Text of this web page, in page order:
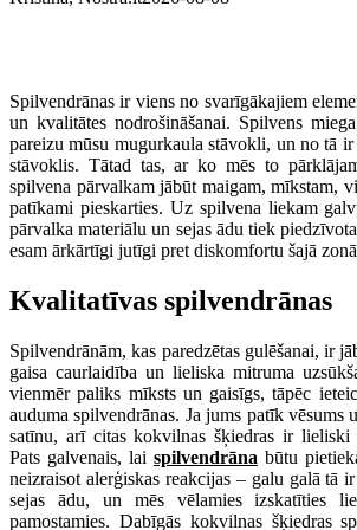
Spilvendrānas ir viens no svarīgākajiem
un kvalitātes nodrošināšanai. Spilvens
pareizu mūsu mugurkaula stāvokli, un no tā ir
stāvoklis. Tātad tas, ar ko mēs to
spilvena pārvalkam jābūt maigam, mīkstam,
patīkami pieskarties. Uz spilvena liekam
pārvalka materiālu un sejas ādu tiek
esam ārkārtīgi jutīgi pret diskomfortu šajā
Kvalitatīvas spilvendrānas
Spilvendrānām, kas paredzētas gulēšanai, ir
gaisa caurlaidība un lieliska mitruma
vienmēr paliks mīksts un gaisīgs, tāpēc
auduma spilvendrānas. Ja jums patīk vēsums
satīnu, arī citas kokvilnas šķiedras ir lieliski
Pats galvenais, lai spilvendrāna būtu
neizraisot alerģiskas reakcijas – galu galā tā
sejas ādu, un mēs vēlamies izskatīties
pamostamies. Dabīgās kokvilnas šķiedras